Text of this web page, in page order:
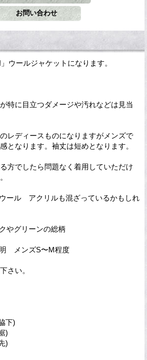
ウールジャケットになります。
特に目立つダメージや汚れなどは見当
レディースものになりますがメンズで
となります。袖丈は短めとなります。
方でしたら問題なく着用していただけ
ル アクリルも混ざっているかもしれ
グリーンの総柄
メンズS〜M程度
さい。
下)
)
)